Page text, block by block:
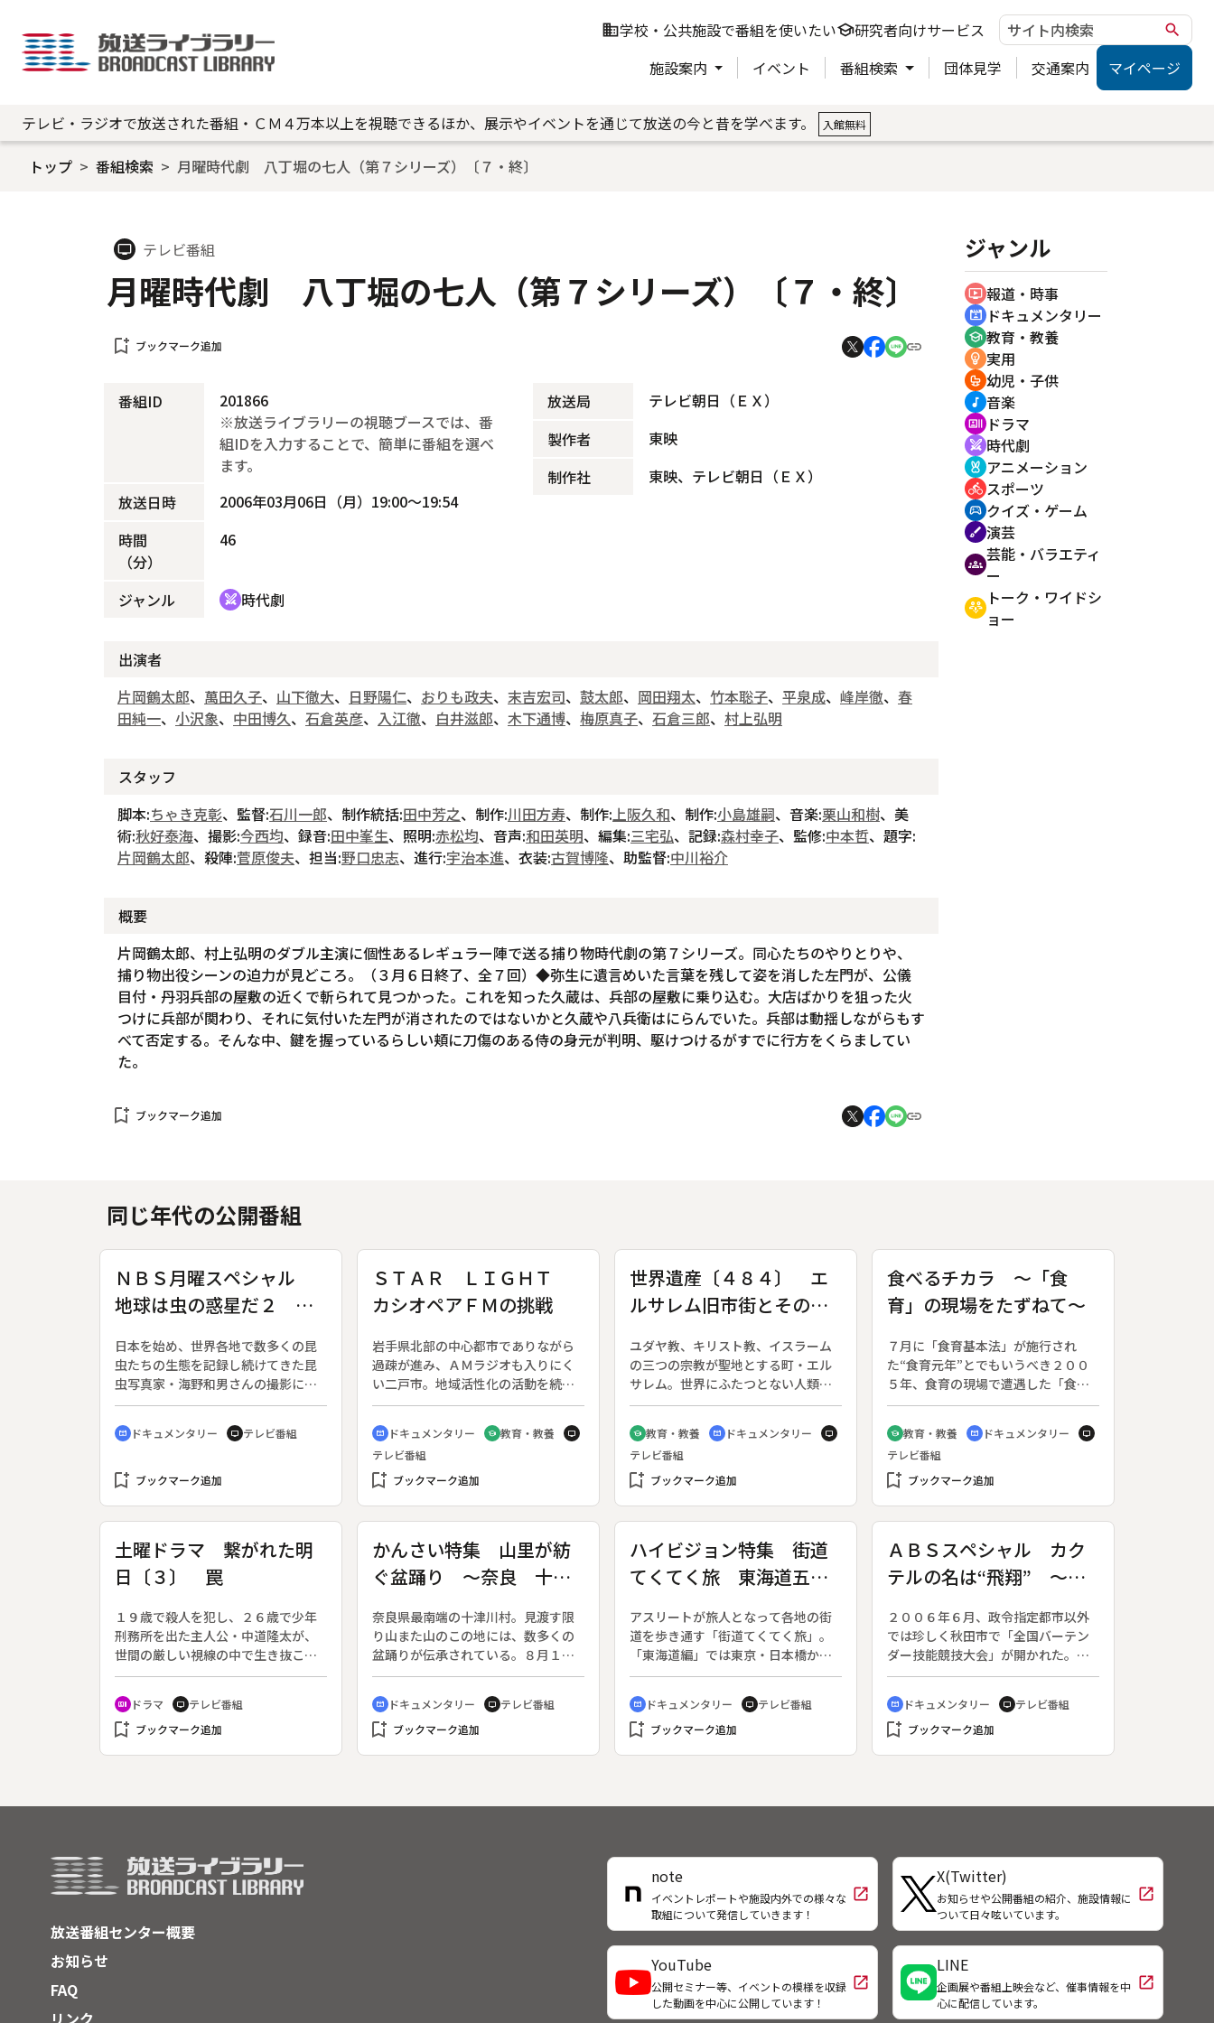
business学校・公共施設で番組を使いたいschool研究者向けサービス search
施設案内 イベント 番組検索 団体見学 交通案内 マイページ
テレビ・ラジオで放送された番組・ＣＭ４万本以上を視聴できるほか、展示やイベントを通じて放送の今と昔を学べます。 入館無料
トップ 番組検索 月曜時代劇 八丁堀の七人（第７シリーズ）〔７・終〕
tv テレビ番組
月曜時代劇 八丁堀の七人（第７シリーズ）〔７・終〕
bookmark_add ブックマーク追加
番組ID
201866
※放送ライブラリーの視聴ブースでは、番
組IDを入力することで、簡単に番組を選べ
ます。
放送日時
2006年03月06日（月）19:00～19:54
時間
（分）
46
ジャンル swords 時代劇
放送局
テレビ朝日（ＥＸ）
製作者
東映
制作社
東映、テレビ朝日（ＥＸ）
出演者
片岡鶴太郎、 萬田久子、 山下徹大、 日野陽仁、 おりも政夫、 末吉宏司、 鼓太郎、 岡田翔太、 竹本聡子、 平泉成、 峰岸徹、 春
田純一、 小沢象、 中田博久、 石倉英彦、 入江徹、 白井滋郎、 木下通博、 梅原真子、 石倉三郎、 村上弘明
スタッフ
脚本:ちゃき克彰、監督:石川一郎、制作統括:田中芳之、制作:川田方寿、制作:上阪久和、制作:小島雄嗣、音楽:栗山和樹、美
術:秋好泰海、撮影:今西均、録音:田中峯生、照明:赤松均、音声:和田英明、編集:三宅弘、記録:森村幸子、監修:中本哲、題字:
片岡鶴太郎、殺陣:菅原俊夫、担当:野口忠志、進行:宇治本進、衣装:古賀博隆、助監督:中川裕介
概要
片岡鶴太郎、村上弘明のダブル主演に個性あるレギュラー陣で送る捕り物時代劇の第７シリーズ。同心たちのやりとりや、
捕り物出役シーンの迫力が見どころ。（３月６日終了、全７回）◆弥生に遺言めいた言葉を残して姿を消した左門が、公儀
目付・丹羽兵部の屋敷の近くで斬られて見つかった。これを知った久蔵は、兵部の屋敷に乗り込む。大店ばかりを狙った火
つけに兵部が関わり、それに気付いた左門が消されたのではないかと久蔵や八兵衛はにらんでいた。兵部は動揺しながらもす
べて否定する。そんな中、鍵を握っているらしい頬に刀傷のある侍の身元が判明、駆けつけるがすでに行方をくらましてい
た。
bookmark_add ブックマーク追加
ジャンル
ondemand_video 報道・時事
cinematic_blur ドキュメンタリー
school 教育・教養
emoji_objects 実用
crib 幼児・子供
music_note 音楽
recent_actors ドラマ
swords 時代劇
cruelty_free アニメーション
directions_bike スポーツ
sports_esports クイズ・ゲーム
brush 演芸
groups 芸能・バラエティ
ー
adaptive_audio_mic トーク・ワイドシ
ョー
同じ年代の公開番組
ＮＢＳ月曜スペシャル
地球は虫の惑星だ２ ～
映像世界～
日本を始め、世界各地で数多くの昆
虫たちの生態を記録し続けてきた昆
虫写真家・海野和男さんの撮影に同
行し、その豊かな映像世界を紹介す
る。地球環境映像祭・子どものため
の環境映像部門大賞受賞。◆長野県
から虫になりたかったという。私た
cinematic_blur ドキュメンタリー tv テレビ番組
bookmark_add ブックマーク追加
ＳＴＡＲ ＬＩＧＨＴ
カシオペアＦＭの挑戦
岩手県北部の中心都市でありながら
過疎が進み、ＡＭラジオも入りにく
い二戸市。地域活性化の活動を続け
てきた有志が、情報共有ツールとし
てコミュニティラジオ局の設置を思
い立った。小さなＦＭ局が走り出す
までの歩みを追う。◆地域の５市町
村を線でつなぐとＷ型のカシオペア
力もない地域のため、特定非営利活
動法人・ＮＰＯで運営することを決
め、資金集め・スタッフ集めに奔走
する。
cinematic_blur ドキュメンタリー school 教育・教養 tv
テレビ番組
bookmark_add ブックマーク追加
世界遺産〔４８４〕 エ
ルサレム旧市街とその城
ユダヤ教、キリスト教、イスラーム
の三つの宗教が聖地とする町・エル
サレム。世界にふたつとない人類史
上最大の聖地を、２回にわたって紹
介する。◆後編は、イエス・キリス
トの最期の日々を辿る。エルサレム
に入城してから一週間で、イエスは
十字架の死を遂げる。彼が祈った場
大のドラマが、２０００年前の史実
として迫ってくる。イエスの物語に
代表される、幾多の聖なる舞台とな
ったエルサレムは、まさに唯一無二
の聖地である。◆エルサレムの旧市
街とその城壁
school 教育・教養 cinematic_blur ドキュメンタリー tv
テレビ番組
bookmark_add ブックマーク追加
食べるチカラ ～「食
育」の現場をたずねて～
７月に「食育基本法」が施行され
た“食育元年”とでもいうべき２００
５年、食育の現場で遭遇した「食」
と「現代の日本人」との関わりを描
く。◆一宮市のある小学校、３年生
が体験学習としてナスを育ててい
る。栽培を通じて農と食とを考える
試みだ。科目に「食育」が設定され
が農業体験をさせてくれる「渥美ど
ろんこ村」へボランティア研修に行
く女子大学生の食の経験は、小学生
と大差ない。食べることについてま
で「学校で学ぶ」ことになった日本
の現状が見えてくる。
school 教育・教養 cinematic_blur ドキュメンタリー tv
テレビ番組
bookmark_add ブックマーク追加
土曜ドラマ 繋がれた明
日〔３〕 罠
１９歳で殺人を犯し、２６歳で少年
刑務所を出た主人公・中道隆太が、
世間の厳しい視線の中で生き抜こう
とする姿を描く。原作：真保裕一。
（２００６年３月４日～３月２５日
放送、全４回）◆第３回。隆太（青
木崇高）が家に帰る途中に道端に女
は迎えに来た保護司の大室（杉浦直
もまた同じ女性が現れた。女性の正
体は三上のかつての恋人・晴枝（馬
さなくなった。一方、隆太は三上の
recent_actors ドラマ tv テレビ番組
bookmark_add ブックマーク追加
かんさい特集 山里が紡
ぐ盆踊り ～奈良 十津
奈良県最南端の十津川村。見渡す限
り山また山のこの地には、数多くの
盆踊りが伝承されている。８月１４
日、武蔵地区の廃校の校庭で行われ
る盆踊りもその一つだ。中世以来の
歴史を誇るこの踊りは、扇を使うの
が特徴。帰省した人々が、自分の扇
タイルの盆踊りの魅力を、日本舞踊
cinematic_blur ドキュメンタリー tv テレビ番組
bookmark_add ブックマーク追加
ハイビジョン特集 街道
てくてく旅 東海道五十
終〕 御油宿～三条大橋
アスリートが旅人となって各地の街
道を歩き通す「街道てくてく旅」。
「東海道編」では東京・日本橋から
京都・三条大橋まで５００キロ、宿
場をめぐる徒歩の旅に、元サッカー
日本代表の岩本輝雄がチャレンジす
る。月～金曜の朝、各宿場町から生
知県の御油宿から、ゴール・三条大
cinematic_blur ドキュメンタリー tv テレビ番組
bookmark_add ブックマーク追加
ＡＢＳスペシャル カク
テルの名は“飛翔” ～あ
もの～
２００６年６月、政令指定都市以外
では珍しく秋田市で「全国バーテン
ダー技能競技大会」が開かれた。秋
田県のバーテンダー業界をリードし
てきた黒坂明さんは、長年この大会
の誘致に尽力してきたが、大会開催
８か月前に、夢半ばで亡くなった。
琢彌さん（２３歳）は、黒坂さんが
と語る。阿部さんは客足の引いた時
間に練習を続け、新しく考案した
「飛翔」という名のカクテルを手に
大会に挑む。黒坂さんのカクテルに
向かう気持ち、そして周囲の人たち
の応援や協力を織り交ぜて、黒坂さ
んが遺したものを伝える。
cinematic_blur ドキュメンタリー tv テレビ番組
bookmark_add ブックマーク追加
放送番組センター概要
お知らせ
FAQ
リンク
note
イベントレポートや施設内外での様々な
取組について発信していきます！
open_in_new
X(Twitter)
お知らせや公開番組の紹介、施設情報に
ついて日々呟いています。
open_in_new
YouTube
公開セミナー等、イベントの模様を収録
した動画を中心に公開しています！
open_in_new
LINE
企画展や番組上映会など、催事情報を中
心に配信しています。
open_in_new